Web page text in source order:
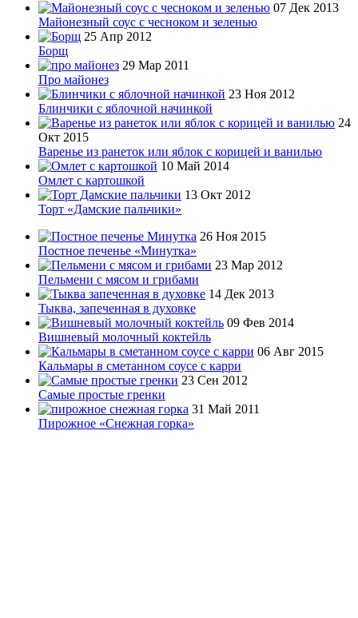
07 Дек 2013
Майонезный соус с чесноком и зеленью
25 Апр 2012
Борщ
29 Мар 2011
Про майонез
23 Ноя 2012
Блинчики с яблочной начинкой
24
Окт 2015
Варенье из ранеток или яблок с корицей и ванилью
10 Май 2014
Омлет с картошкой
13 Окт 2012
Торт «Дамские пальчики»
26 Ноя 2015
Постное печенье «Минутка»
23 Мар 2012
Пельмени с мясом и грибами
14 Дек 2013
Тыква, запеченная в духовке
09 Фев 2014
Вишневый молочный коктейль
06 Авг 2015
Кальмары в сметанном соусе с карри
23 Сен 2012
Самые простые гренки
31 Май 2011
Пирожное «Снежная горка»